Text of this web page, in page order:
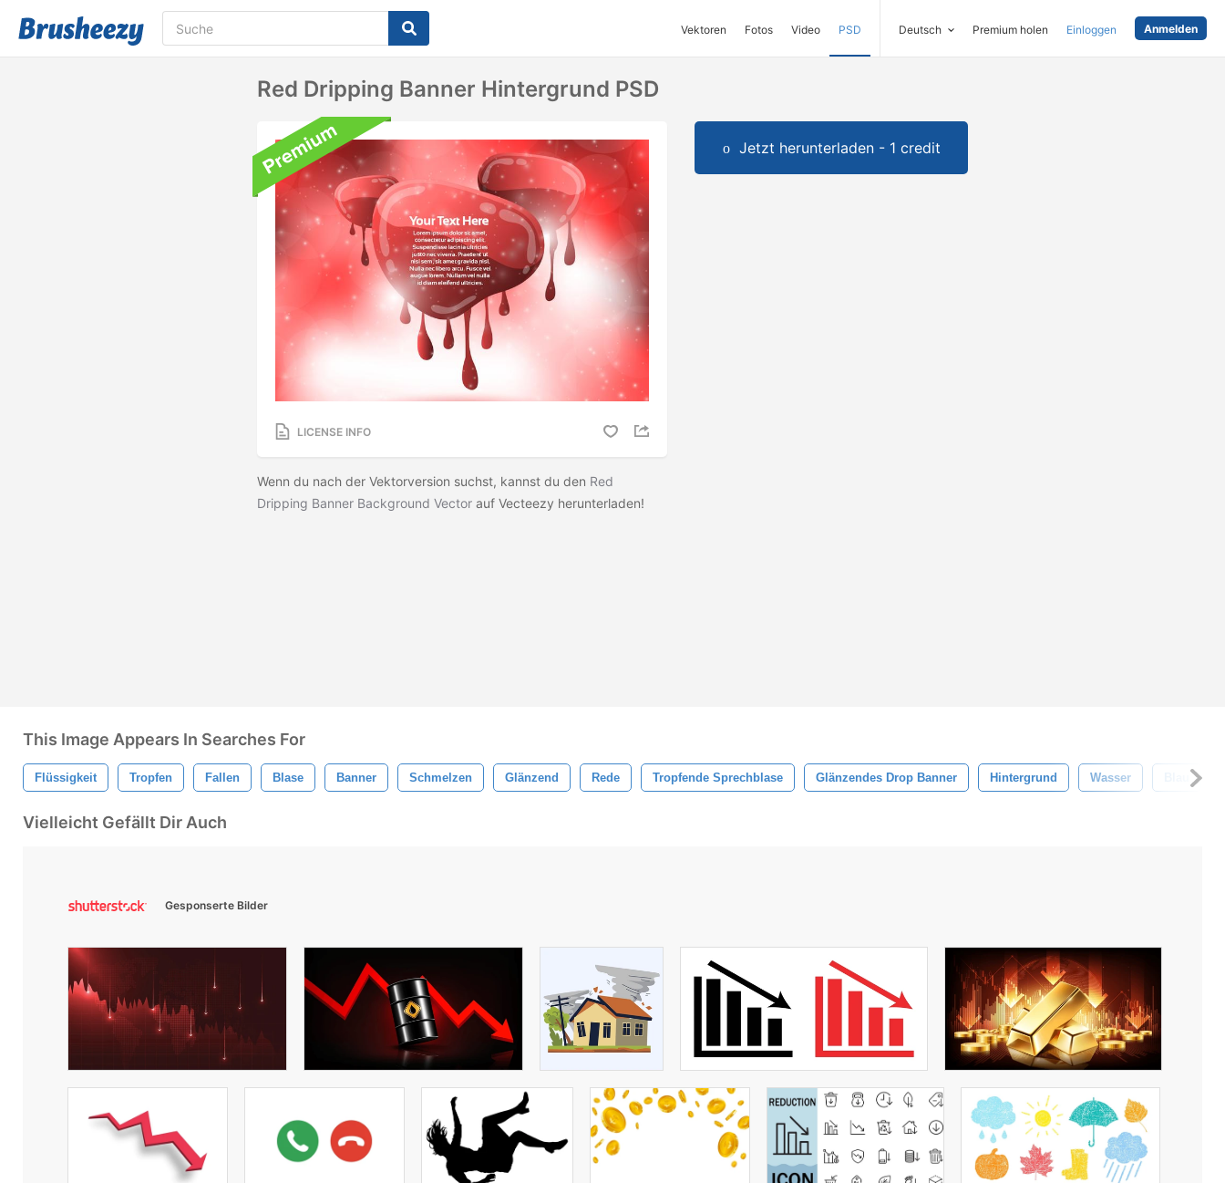
Vektoren Fotos Video PSD Deutsch Premium holen Einloggen Anmelden
Red Dripping Banner Hintergrund PSD
LICENSE INFO
Wenn du nach der Vektorversion suchst, kannst du den Red
Dripping Banner Background Vector auf Vecteezy herunterladen!
Jetzt herunterladen - 1 credit
This Image Appears In Searches For
Flüssigkeit Tropfen Fallen Blase Banner Schmelzen Glänzend Rede Tropfende Sprechblase Glänzendes Drop Banner Hintergrund Wasser
Vielleicht Gefällt Dir Auch
Gesponserte Bilder